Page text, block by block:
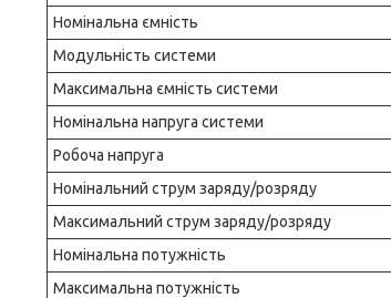
Номінальна ємність
Модульність системи
Максимальна ємність системи
Номінальна напруга системи
Робоча напруга
Номінальний струм заряду/розряду
Максимальний струм заряду/розряду
Номінальна потужність
Максимальна потужність